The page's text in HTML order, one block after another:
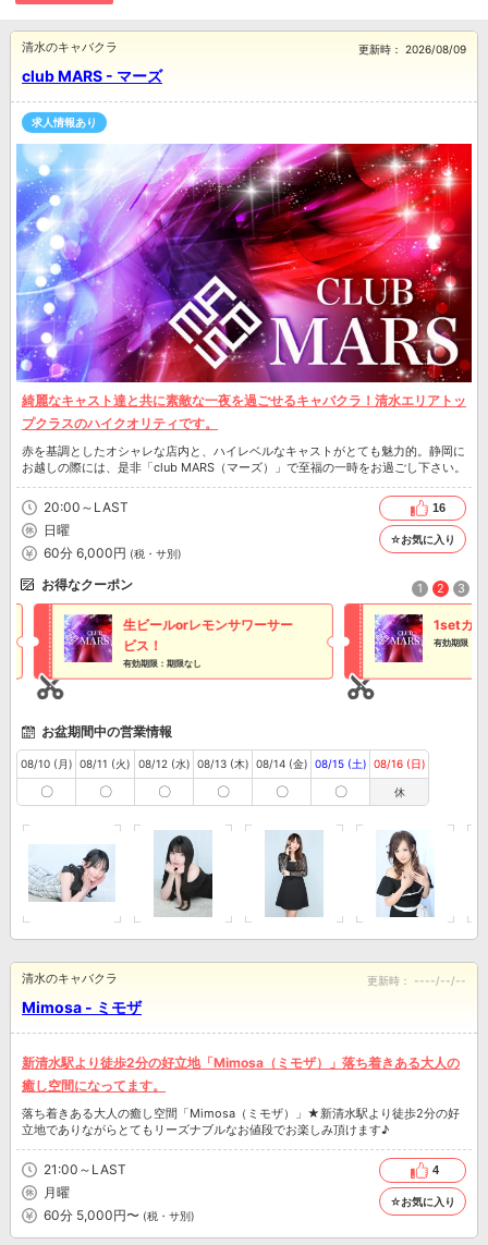
club MARS - マーズ
清水のキャバクラ 更新時： 2026/08/09
求人情報あり
綺麗なキャスト達と共に素敵な一夜を過ごせるキャバクラ！清水エリアトッ
プクラスのハイクオリティです。
赤を基調としたオシャレな店内と、ハイレベルなキャストがとても魅力的。静岡に
お越しの際には、是非「club MARS（マーズ）」で至福の一時をお過ごし下さい。
20:00～LAST
日曜
60分 6,000円 (税・サ別)
16
☆お気に入り
お得なクーポン
生ビールorレモンサワーサー
ビス！
有効期限：期限なし
1setカラオ
有効期限：期限な
1 2 3
お盆期間中の営業情報
08/10 (月)
〇
08/11 (火)
〇
08/12 (水)
〇
08/13 (木)
〇
08/14 (金)
〇
08/15 (土)
〇
08/16 (日)
休
Mimosa - ミモザ
清水のキャバクラ 更新時： ----/--/--
新清水駅より徒歩2分の好立地「Mimosa（ミモザ）」落ち着きある大人の
癒し空間になってます。
落ち着きある大人の癒し空間「Mimosa（ミモザ）」★新清水駅より徒歩2分の好
立地でありながらとてもリーズナブルなお値段でお楽しみ頂けます♪
21:00～LAST
月曜
60分 5,000円〜 (税・サ別)
4
☆お気に入り